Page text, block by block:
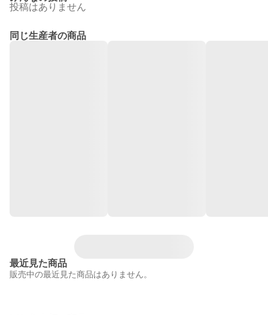
投稿はありません
同じ生産者の商品
最近見た商品
販売中の最近見た商品はありません。